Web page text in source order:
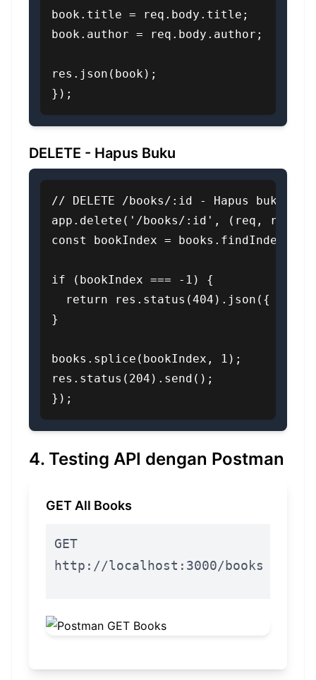
book.title = req.body.title;
book.author = req.body.author;
res.json(book);
});
DELETE - Hapus Buku
// DELETE /books/:id - Hapus buku
app.delete('/books/:id', (req, res)
const bookIndex = books.findIndex(b
if (bookIndex === -1) {
return res.status(404).json({
}
books.splice(bookIndex, 1);
res.status(204).send();
});
4. Testing API dengan Postman
GET All Books
GET
http://localhost:3000/books